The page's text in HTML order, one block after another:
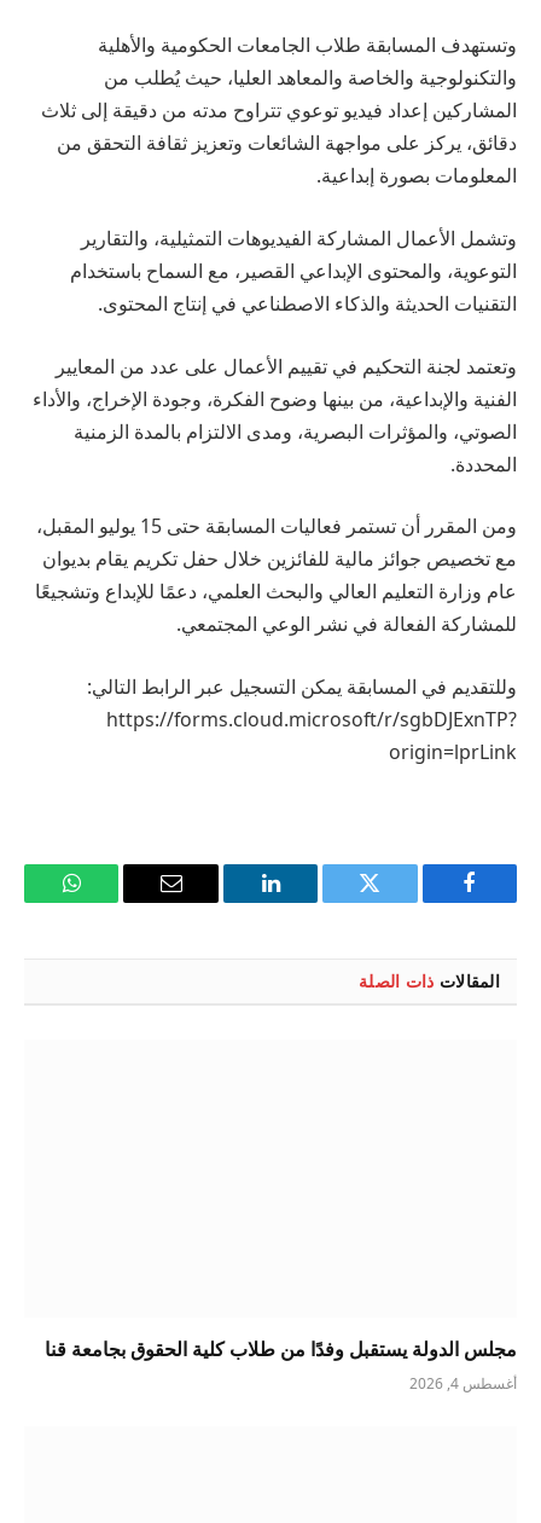
وتستهدف المسابقة طلاب الجامعات الحكومية والأهلية
والتكنولوجية والخاصة والمعاهد العليا، حيث يُطلب من
المشاركين إعداد فيديو توعوي تتراوح مدته من دقيقة إلى ثلاث
دقائق، يركز على مواجهة الشائعات وتعزيز ثقافة التحقق من
المعلومات بصورة إبداعية.
وتشمل الأعمال المشاركة الفيديوهات التمثيلية، والتقارير
التوعوية، والمحتوى الإبداعي القصير، مع السماح باستخدام
التقنيات الحديثة والذكاء الاصطناعي في إنتاج المحتوى.
وتعتمد لجنة التحكيم في تقييم الأعمال على عدد من المعايير
الفنية والإبداعية، من بينها وضوح الفكرة، وجودة الإخراج، والأداء
الصوتي، والمؤثرات البصرية، ومدى الالتزام بالمدة الزمنية
المحددة.
ومن المقرر أن تستمر فعاليات المسابقة حتى 15 يوليو المقبل،
مع تخصيص جوائز مالية للفائزين خلال حفل تكريم يقام بديوان
عام وزارة التعليم العالي والبحث العلمي، دعمًا للإبداع وتشجيعًا
للمشاركة الفعالة في نشر الوعي المجتمعي.
وللتقديم في المسابقة يمكن التسجيل عبر الرابط التالي:
https://forms.cloud.microsoft/r/sgbDJExnTP?
origin=lprLink
فيسبوك تويتر لينكدإن
البريد
واتساب
المقالات ذات الصلة
مجلس الدولة يستقبل وفدًا من طلاب كلية الحقوق بجامعة قنا
أغسطس 4, 2026